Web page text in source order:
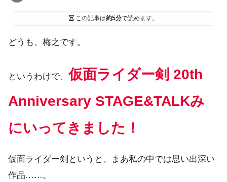
この記事は約5分で読めます。
どうも、梅之です。
というわけで、仮面ライダー剣 20th
Anniversary STAGE&TALKみ
にいってきました！
仮面ライダー剣というと、まあ私の中では思い出深い
作品……。